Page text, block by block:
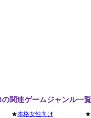
関連ゲームジャンル一覧
★本格女性向け ★